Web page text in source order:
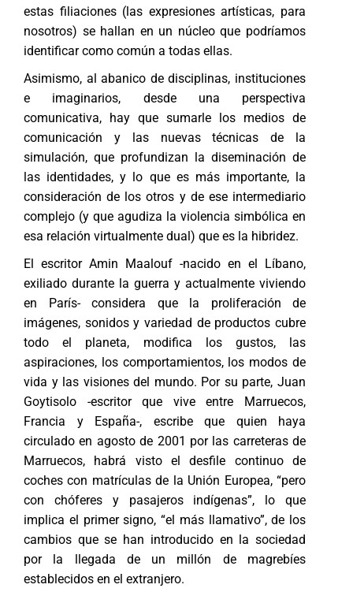
estas filiaciones (las expresiones artísticas, para
nosotros) se hallan en un núcleo que podríamos
identificar como común a todas ellas.
Asimismo, al abanico de disciplinas, instituciones
e imaginarios, desde una perspectiva
comunicativa, hay que sumarle los medios de
comunicación y las nuevas técnicas de la
simulación, que profundizan la diseminación de
las identidades, y lo que es más importante, la
consideración de los otros y de ese intermediario
complejo (y que agudiza la violencia simbólica en
esa relación virtualmente dual) que es la hibridez.
El escritor Amin Maalouf -nacido en el Líbano,
exiliado durante la guerra y actualmente viviendo
en París- considera que la proliferación de
imágenes, sonidos y variedad de productos cubre
todo el planeta, modifica los gustos, las
aspiraciones, los comportamientos, los modos de
vida y las visiones del mundo. Por su parte, Juan
Goytisolo -escritor que vive entre Marruecos,
Francia y España-, escribe que quien haya
circulado en agosto de 2001 por las carreteras de
Marruecos, habrá visto el desfile continuo de
coches con matrículas de la Unión Europea, “pero
con chóferes y pasajeros indígenas”, lo que
implica el primer signo, “el más llamativo”, de los
cambios que se han introducido en la sociedad
por la llegada de un millón de magrebíes
establecidos en el extranjero.